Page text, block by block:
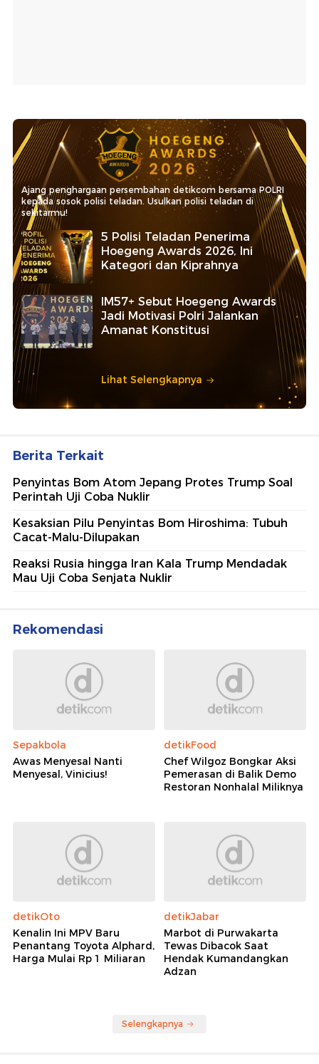
Ajang penghargaan persembahan detikcom bersama POLRI
kepada sosok polisi teladan. Usulkan polisi teladan di
sekitarmu!
5 Polisi Teladan Penerima
Hoegeng Awards 2026, Ini
Kategori dan Kiprahnya
IM57+ Sebut Hoegeng Awards
Jadi Motivasi Polri Jalankan
Amanat Konstitusi
Lihat Selengkapnya
Berita Terkait
Penyintas Bom Atom Jepang Protes Trump Soal
Perintah Uji Coba Nuklir
Kesaksian Pilu Penyintas Bom Hiroshima: Tubuh
Cacat-Malu-Dilupakan
Reaksi Rusia hingga Iran Kala Trump Mendadak
Mau Uji Coba Senjata Nuklir
Rekomendasi
Sepakbola
Awas Menyesal Nanti
Menyesal, Vinicius!
detikFood
Chef Wilgoz Bongkar Aksi
Pemerasan di Balik Demo
Restoran Nonhalal Miliknya
detikOto
Kenalin Ini MPV Baru
Penantang Toyota Alphard,
Harga Mulai Rp 1 Miliaran
detikJabar
Marbot di Purwakarta
Tewas Dibacok Saat
Hendak Kumandangkan
Adzan
Selengkapnya